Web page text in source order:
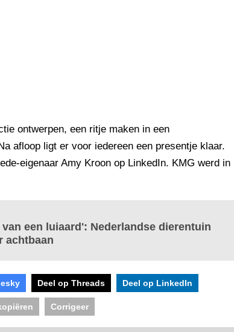
ontwerpen, een ritje maken in een
afloop ligt er voor iedereen een presentje klaar.
eigenaar Amy Kroon op LinkedIn. KMG werd in
een luiaard': Nederlandse dierentuin
achtbaan
Deel op Threads Deel op LinkedIn
Corrigeer